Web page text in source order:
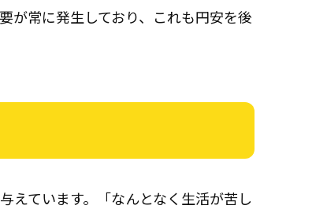
が常に発生しており、これも円安を後
えています。「なんとなく生活が苦し